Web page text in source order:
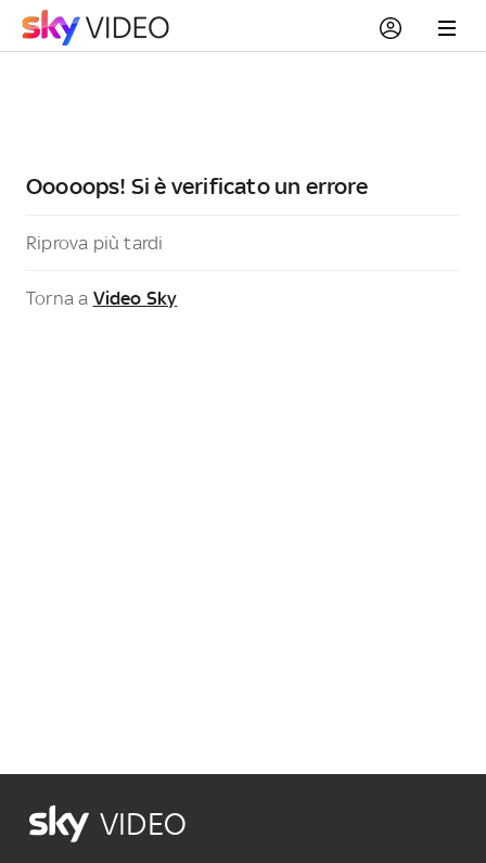
Ooooops! Si è verificato un errore
Riprova più tardi
Torna a Video Sky
VIDEO